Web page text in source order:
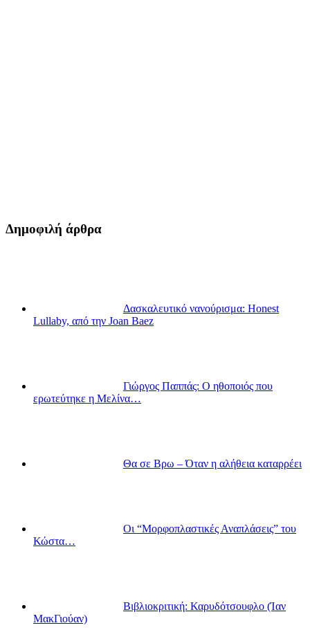
Δημοφιλή άρθρα
Δασκαλευτικό νανούρισμα: Honest
Lullaby, από την Joan Baez
Γιώργος Παππάς: Ο ηθοποιός που
ερωτεύτηκε η Μελίνα…
Θα σε Βρω – Όταν η αλήθεια καταρρέει
Οι “Μορφοπλαστικές Αναπλάσεις” του
Κώστα…
Βιβλιοκριτική: Καρυδότσουφλο (Ίαν
ΜακΓιούαν)